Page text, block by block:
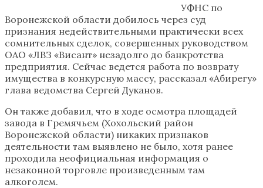
УФНС по
Воронежской области добилось через суд
признания недействительными практически всех
сомнительных сделок, совершенных руководством
ОАО «ЛВЗ «Висант» незадолго до банкротства
предприятия. Сейчас ведется работа по возврату
имущества в конкурсную массу, рассказал «Абирегу»
глава ведомства Сергей Дуканов.
Он также добавил, что в ходе осмотра площадей
завода в Гремячьем (Хохольский район
Воронежской области) никаких признаков
деятельности там выявлено не было, хотя ранее
проходила неофициальная информация о
незаконной торговле произведенным там
алкоголем.